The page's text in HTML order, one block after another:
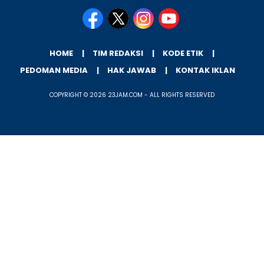
HOME TIM REDAKSI
KODE ETIK
PEDOMAN MEDIA
HAK JAWAB KONTAK IKLAN
COPYRIGHT © 2026 23JAM.COM - ALL RIGHTS RESERVED